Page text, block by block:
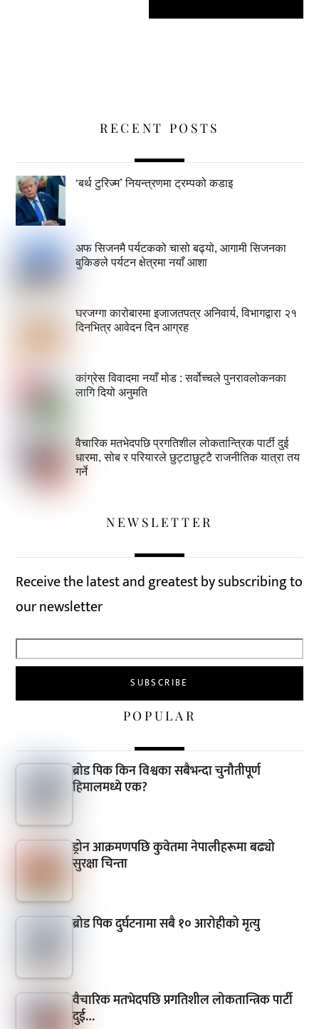
RECENT POSTS
‘बर्थ टुरिज्म’ नियन्त्रणमा ट्रम्पको कडाइ
अफ सिजनमै पर्यटकको चासो बढ्यो, आगामी सिजनका
बुकिङले पर्यटन क्षेत्रमा नयाँ आशा
घरजग्गा कारोबारमा इजाजतपत्र अनिवार्य, विभागद्वारा २१
दिनभित्र आवेदन दिन आग्रह
कांग्रेस विवादमा नयाँ मोड : सर्वोच्चले पुनरावलोकनका
लागि दियो अनुमति
वैचारिक मतभेदपछि प्रगतिशील लोकतान्त्रिक पार्टी दुई
धारमा, सोब र परियारले छुट्टाछुट्टै राजनीतिक यात्रा तय
गर्ने
NEWSLETTER
Receive the latest and greatest by subscribing to
our newsletter
POPULAR
ब्रोड पिक किन विश्वका सबैभन्दा चुनौतीपूर्ण
हिमालमध्ये एक?
ड्रोन आक्रमणपछि कुवेतमा नेपालीहरूमा बढ्यो
सुरक्षा चिन्ता
ब्रोड पिक दुर्घटनामा सबै १० आरोहीको मृत्यु
वैचारिक मतभेदपछि प्रगतिशील लोकतान्त्रिक पार्टी
दुई…